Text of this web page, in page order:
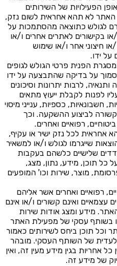
הפעילויות של השירותים
האתר לא תהא אחראית לשום נזק,
לגולש כתוצאה מהסתמכות על
בקישורים לאתרים אחרים ו/או
חיצוני אחר ו/או שימוש
על ידו.
הפנית פרטי הגולש לגופים
על בדיקה שהתבצעה על ידו
לרבות יתרונות וסיכונים
לפנות לקבלת ייעוץ מתאים
חשבונאיות, כספיות, ענייני מיסוי
לביצוע ההשקעה. וכך
רפואיים ואחרים.
אחראית לכל נזק ישיר או עקיף,
שייגרמו לגולש ו/או למשאיר
שלישיים כלשהם בעקבות
כל תוכן, מידע, נתון, מצג,
מוצר, שירות וכו' המופעים
רפואיים ואחרים אשר אליהם
עצמאיים ואינם קשורים ו/או אינם
מידע ומצג אודות שירות
בשותף עסקי של מפעילת האתר
וכל תוכן ביחס לשירותים כאמור
של השותף העסקי. מובהר
אחריות בגין מידע מעין זה, ואין
של מידע זה.